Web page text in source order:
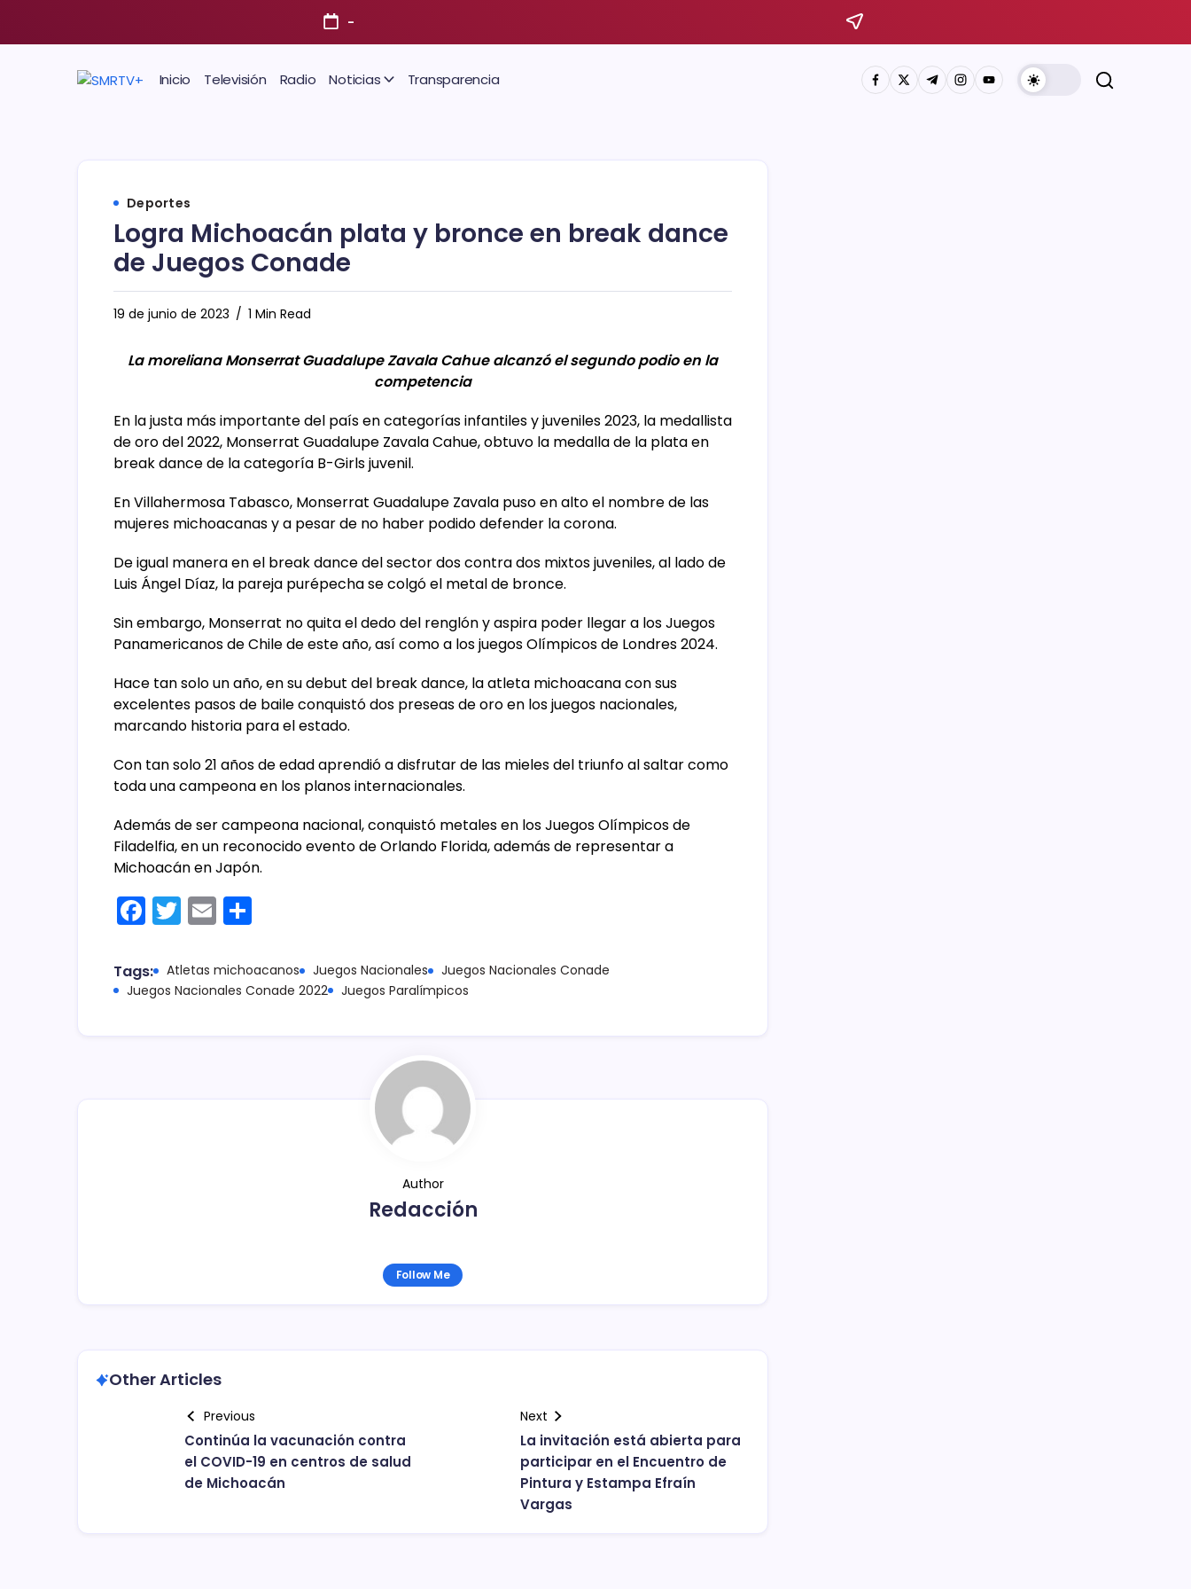
-
Inicio Televisión Radio Noticias Transparencia
Deportes
Logra Michoacán plata y bronce en break dance
de Juegos Conade
19 de junio de 2023 1 Min Read
La moreliana Monserrat Guadalupe Zavala Cahue alcanzó el segundo podio en la
competencia
En la justa más importante del país en categorías infantiles y juveniles 2023, la medallista
de oro del 2022, Monserrat Guadalupe Zavala Cahue, obtuvo la medalla de la plata en
break dance de la categoría B-Girls juvenil.
En Villahermosa Tabasco, Monserrat Guadalupe Zavala puso en alto el nombre de las
mujeres michoacanas y a pesar de no haber podido defender la corona.
De igual manera en el break dance del sector dos contra dos mixtos juveniles, al lado de
Luis Ángel Díaz, la pareja purépecha se colgó el metal de bronce.
Sin embargo, Monserrat no quita el dedo del renglón y aspira poder llegar a los Juegos
Panamericanos de Chile de este año, así como a los juegos Olímpicos de Londres 2024.
Hace tan solo un año, en su debut del break dance, la atleta michoacana con sus
excelentes pasos de baile conquistó dos preseas de oro en los juegos nacionales,
marcando historia para el estado.
Con tan solo 21 años de edad aprendió a disfrutar de las mieles del triunfo al saltar como
toda una campeona en los planos internacionales.
Además de ser campeona nacional, conquistó metales en los Juegos Olímpicos de
Filadelfia, en un reconocido evento de Orlando Florida, además de representar a
Michoacán en Japón.
F
a
c
e
T
w
itt
er
E
m
ai
l
m
p
Tags: Atletas michoacanos Juegos Nacionales
Juegos Nacionales Conade
Juegos Nacionales Conade 2022
Juegos Paralímpicos
Author
Redacción
Follow Me
Other Articles
Previous
Continúa la vacunación contra
el COVID-19 en centros de salud
de Michoacán
Next
La invitación está abierta para
participar en el Encuentro de
Pintura y Estampa Efraín
Vargas